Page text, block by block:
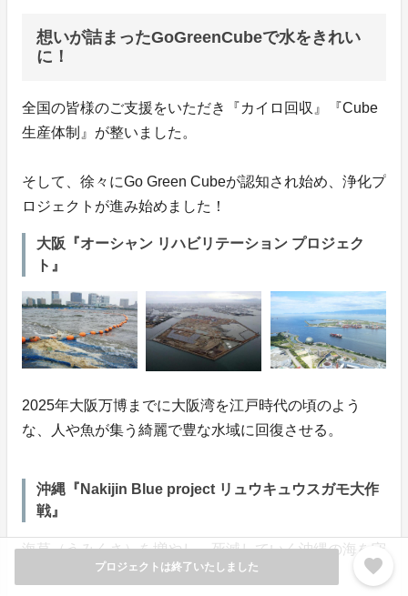
プロジェクトは終了いたしました favorite
想いが詰まったGoGreenCubeで水をきれい
に！
全国の皆様のご支援をいただき『カイロ回収』『Cube
生産体制』が整いました。
そして、徐々にGo Green Cubeが認知され始め、浄化プ
ロジェクトが進み始めました！
大阪『オーシャン リハビリテーション プロジェク
ト』
2025年大阪万博までに大阪湾を江戸時代の頃のよう
な、人や魚が集う綺麗で豊な水域に回復させる。
沖縄『Nakijin Blue project リュウキュウスガモ大作
戦』
海草（うみくさ）を増やし、死滅していく沖縄の海を守